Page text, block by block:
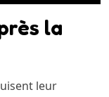
la
leur